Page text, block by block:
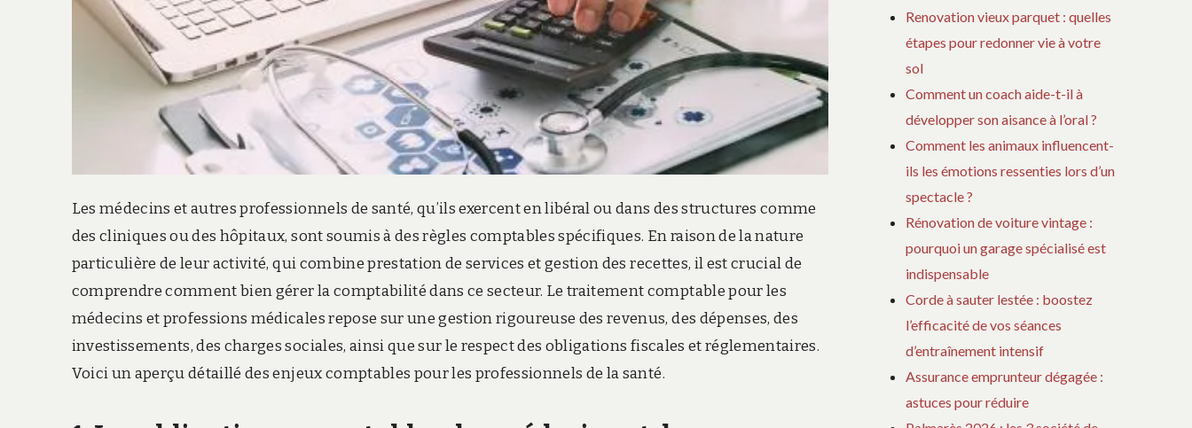
Les médecins et autres professionnels de santé, qu’ils exercent en libéral ou dans des structures comme
des cliniques ou des hôpitaux, sont soumis à des règles comptables spécifiques. En raison de la nature
particulière de leur activité, qui combine prestation de services et gestion des recettes, il est crucial de
comprendre comment bien gérer la comptabilité dans ce secteur. Le traitement comptable pour les
médecins et professions médicales repose sur une gestion rigoureuse des revenus, des dépenses, des
investissements, des charges sociales, ainsi que sur le respect des obligations fiscales et réglementaires.
Voici un aperçu détaillé des enjeux comptables pour les professionnels de la santé.
Renovation vieux parquet : quelles
étapes pour redonner vie à votre
sol
Comment un coach aide-t-il à
développer son aisance à l’oral ?
Comment les animaux influencent-
ils les émotions ressenties lors d’un
spectacle ?
Rénovation de voiture vintage :
pourquoi un garage spécialisé est
indispensable
Corde à sauter lestée : boostez
l’efficacité de vos séances
d’entraînement intensif
Assurance emprunteur dégagée :
astuces pour réduire